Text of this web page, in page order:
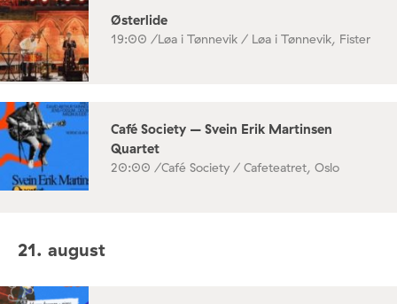
Østerlide
19:00 /Løa i Tønnevik / Løa i Tønnevik, Fister
Café Society – Svein Erik Martinsen
Quartet
20:00 /Café Society / Cafeteatret, Oslo
21. august